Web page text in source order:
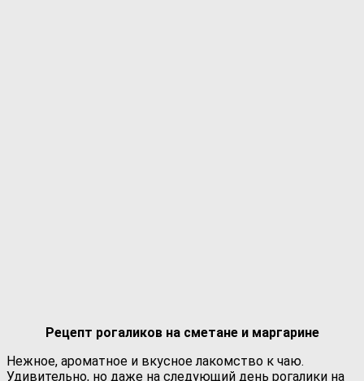
Рецепт рогаликов на сметане и маргарине
Нежное, ароматное и вкусное лакомство к чаю.
Удивительно, но даже на следующий день рогалики на